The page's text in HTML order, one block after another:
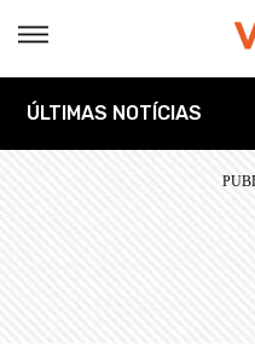
ÚLTIMAS NOTÍCIAS